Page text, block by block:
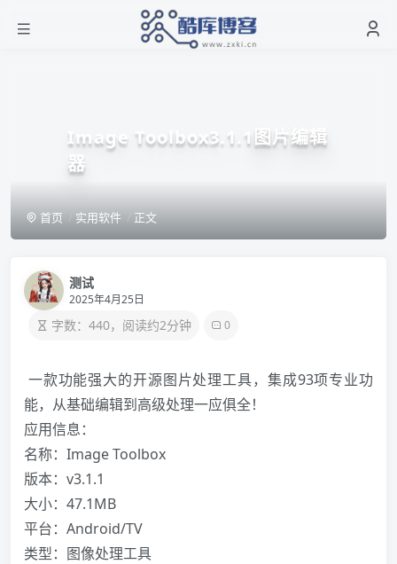
Image Toolbox3.1.1图片编辑
器
首页 实用软件 正文
测试
2025年4月25日
字数：440，阅读约2分钟 0
️ 一款功能强大的开源图片处理工具，集成93项专业功
能，从基础编辑到高级处理一应俱全！
应用信息：
名称：Image Toolbox
版本：v3.1.1
大小：47.1MB
平台：Android/TV
类型：图像处理工具